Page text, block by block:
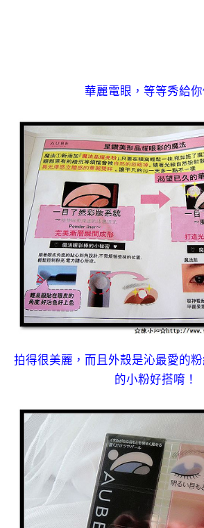
華麗電眼，等等秀給
拍得很美麗，而且外殼是沁最愛的
的小粉好搭唷！